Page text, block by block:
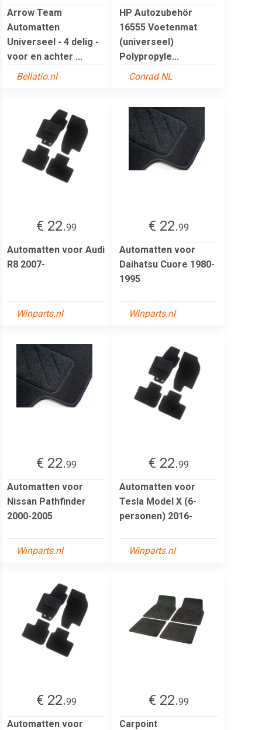
Arrow Team
Automatten
Universeel - 4 delig -
voor en achter ...
Bellatio.nl
HP Autozubehör
16555 Voetenmat
(universeel)
Polypropyle...
Conrad NL
€ 22.99
Automatten voor Audi
R8 2007-
Winparts.nl
€ 22.99
Automatten voor
Daihatsu Cuore 1980-
1995
Winparts.nl
€ 22.99
Automatten voor
Nissan Pathfinder
2000-2005
Winparts.nl
€ 22.99
Automatten voor
Tesla Model X (6-
personen) 2016-
Winparts.nl
€ 22.99
Automatten voor
€ 22.99
Carpoint